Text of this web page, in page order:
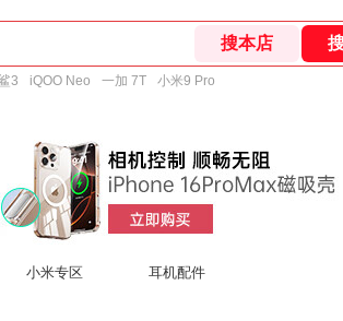
3 iQOO Neo 一加 7T 小米9 Pro
小米专区 耳机配件